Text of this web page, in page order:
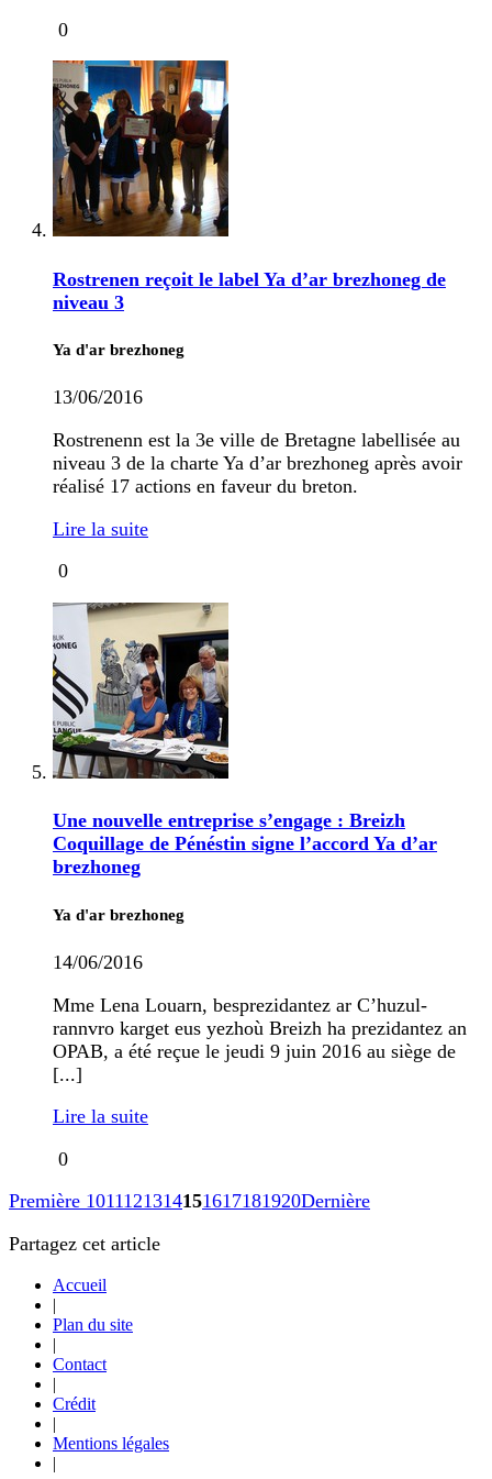
0
Rostrenen reçoit le label Ya d’ar brezhoneg de
niveau 3
Ya d'ar brezhoneg
13/06/2016
Rostrenenn est la 3e ville de Bretagne labellisée au
niveau 3 de la charte Ya d’ar brezhoneg après avoir
réalisé 17 actions en faveur du breton.
Lire la suite
0
Une nouvelle entreprise s’engage : Breizh
Coquillage de Pénéstin signe l’accord Ya d’ar
brezhoneg
Ya d'ar brezhoneg
14/06/2016
Mme Lena Louarn, besprezidantez ar C’huzul-
rannvro karget eus yezhoù Breizh ha prezidantez an
OPAB, a été reçue le jeudi 9 juin 2016 au siège de
[...]
Lire la suite
0
Première 1011121314151617181920Dernière
Partagez cet article
Accueil
|
Plan du site
|
Contact
|
Crédit
|
Mentions légales
|